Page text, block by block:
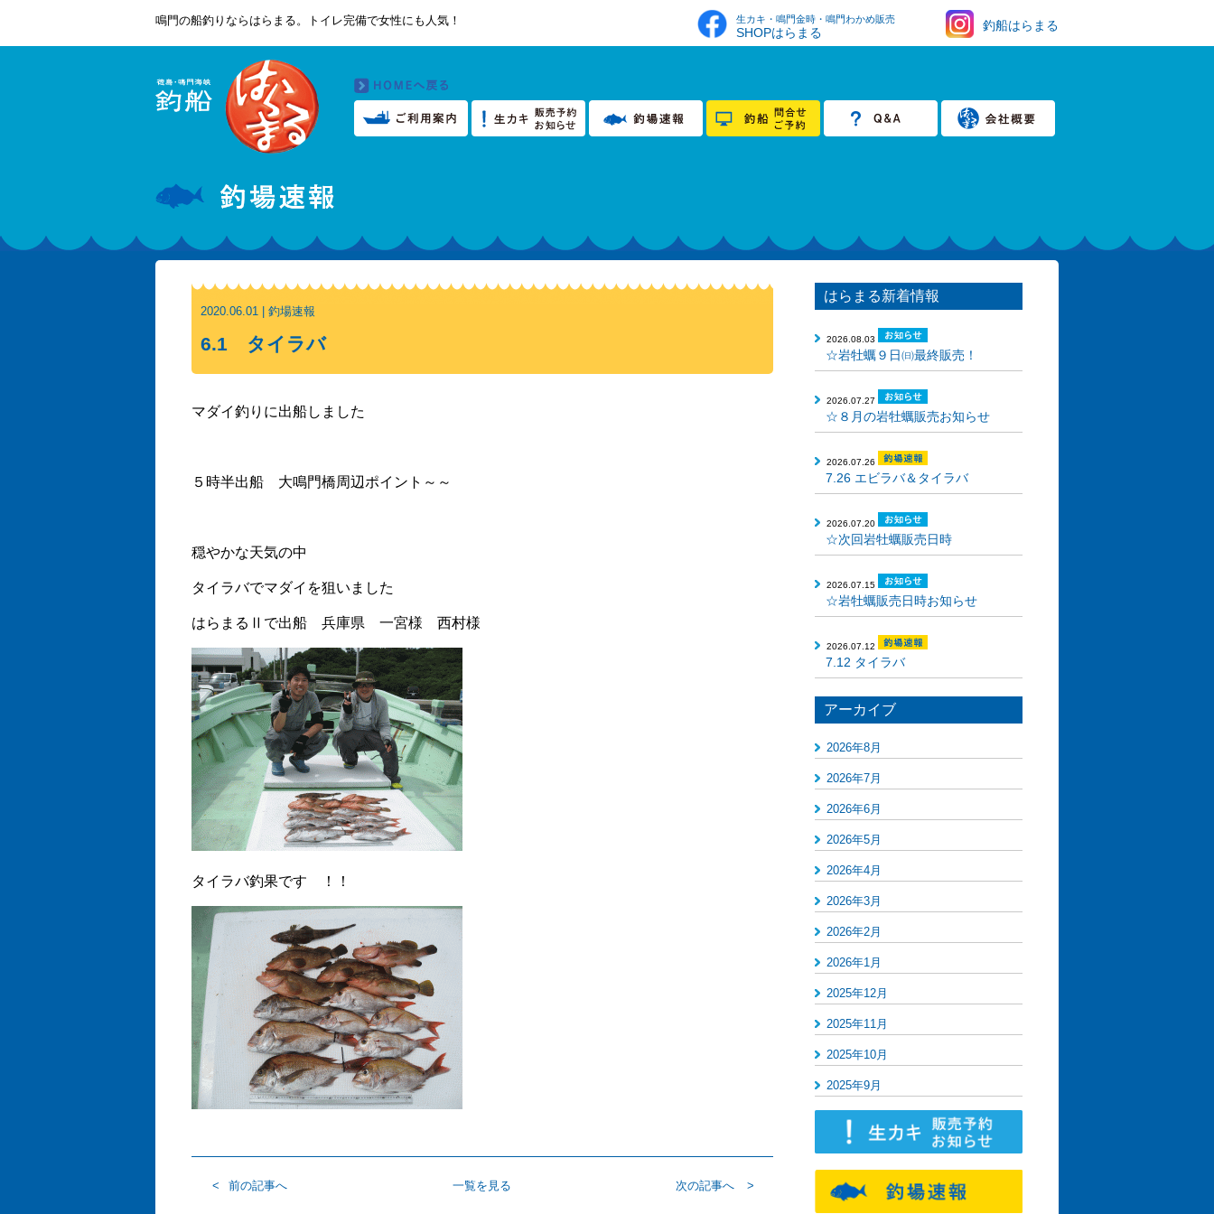
鳴門の船釣りならはらまる。トイレ完備で女性にも人気！ 生カキ・鳴門金時・鳴門わかめ販売
SHOPはらまる 釣船はらまる
2020.06.01 | 釣場速報
6.1 タイラバ
マダイ釣りに出船しました
５時半出船 大鳴門橋周辺ポイント～～
穏やかな天気の中
タイラバでマダイを狙いました
はらまるⅡで出船 兵庫県 一宮様 西村様
タイラバ釣果です ！！
前の記事へ 一覧を見る 次の記事へ
はらまる新着情報
2026.08.03
☆岩牡蠣９日㈰最終販売！
2026.07.27
☆８月の岩牡蠣販売お知らせ
2026.07.26
7.26 エビラバ＆タイラバ
2026.07.20
☆次回岩牡蠣販売日時
2026.07.15
☆岩牡蠣販売日時お知らせ
2026.07.12
7.12 タイラバ
アーカイブ
2026年8月
2026年7月
2026年6月
2026年5月
2026年4月
2026年3月
2026年2月
2026年1月
2025年12月
2025年11月
2025年10月
2025年9月